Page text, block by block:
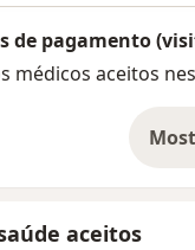
de pagamento
médicos aceitos
aceitos